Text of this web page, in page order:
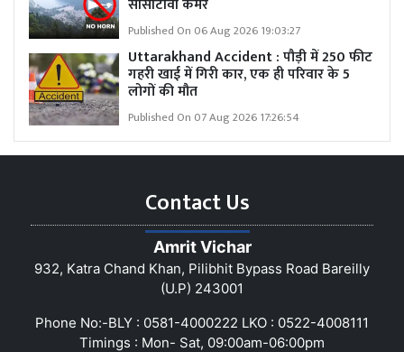
Published On 06 Aug 2026 19:03:27
Uttarakhand Accident : पौड़ी में 250 फीट
गहरी खाई में गिरी कार, एक ही परिवार के 5
लोगों की मौत
Published On 07 Aug 2026 17:26:54
Contact Us
Amrit Vichar
932, Katra Chand Khan, Pilibhit Bypass Road Bareilly
(U.P) 243001
Phone No:-BLY : 0581-4000222 LKO : 0522-4008111
Timings : Mon- Sat, 09:00am-06:00pm